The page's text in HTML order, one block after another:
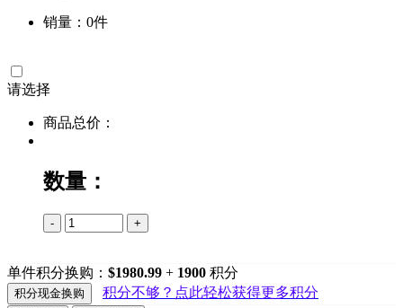
销量：0件
请选择
商品总价：
数量：
- +
单件积分换购： $1980.99 + 1900 积分
积分现金换购 积分不够？点此轻松获得更多积分